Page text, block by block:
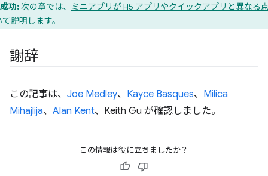
成功:次の章では、
ミニアプリが H5 アプリやクイックアプリと異なる
説明します。
謝辞
この記事は、 Joe Medley、 Kayce Basques、 Milica
Mihajlija、 Alan Kent、Keith Gu が確認しました。
この情報は役に立ちましたか？